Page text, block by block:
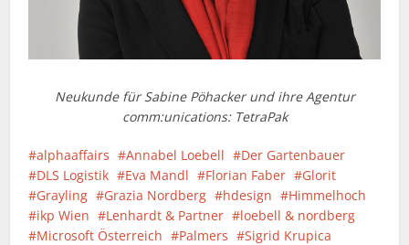
Neukunde für Sabine Pöhacker und ihre Agentur
comm:unications: TetraPak
alphaaffairs Annabel Loebell
Der Gartenbauer
DLS Logistik
Eva Mandl Florian Faber
Glorit
Grayling
Grazia Nordberg hdesign
Himmelhoch
ikp Wien
Lenhardt & Partner
loebell & nordberg
Microsoft Österreich
Palmers
Sigrid Krupica